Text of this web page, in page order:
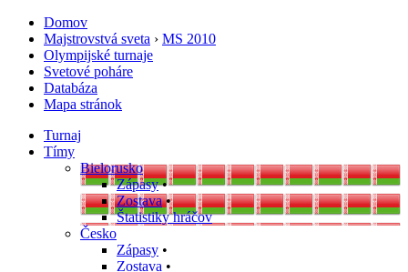
Domov
Majstrovstvá sveta › MS 2010
Olympijské turnaje
Svetové poháre
Databáza
Mapa stránok
Turnaj
Tímy
Bielorusko
Zápasy•
Zostava•
Štatistiky hráčov
Česko
Zápasy •
Zostava •